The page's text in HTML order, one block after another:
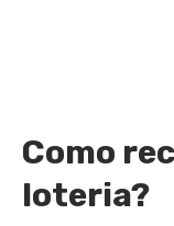
Como
loteria?